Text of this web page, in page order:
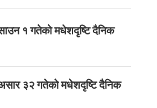
१ गतेकाे मधेशदृष्टि दैनिक
३२ गतेको मधेशदृष्टि दैनिक